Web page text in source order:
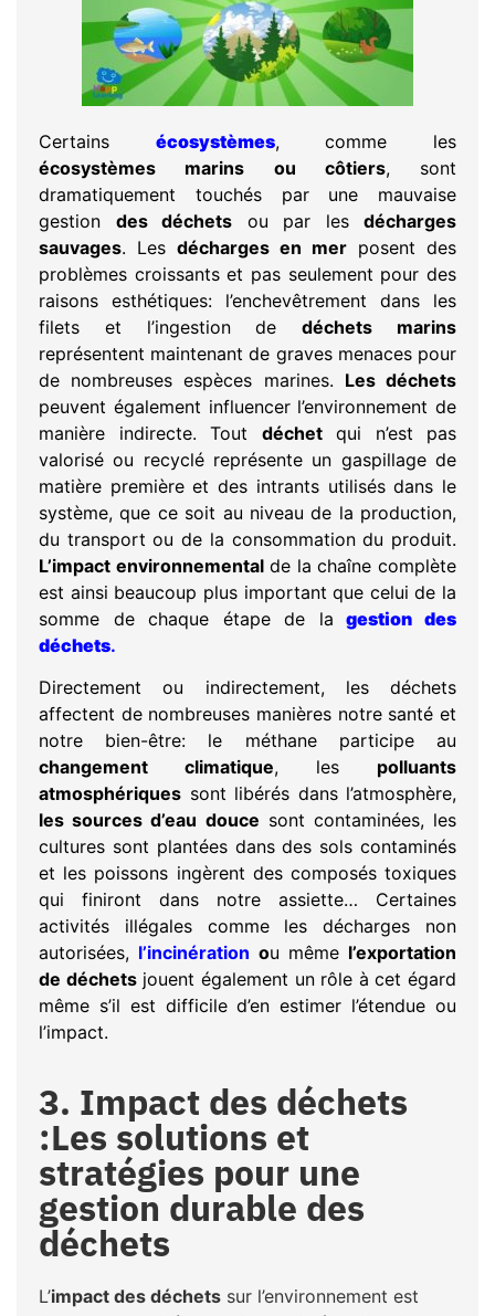
Certains écosystèmes, comme les
écosystèmes marins ou côtiers, sont
dramatiquement touchés par une mauvaise
gestion des déchets ou par les décharges
sauvages. Les décharges en mer posent des
problèmes croissants et pas seulement pour des
raisons esthétiques: l’enchevêtrement dans les
filets et l’ingestion dedéchets marins
représentent maintenant de graves menaces pour
de nombreuses espèces marines. Les déchets
peuvent également influencer l’environnement de
manière indirecte. Tout déchetqui n’est pas
valorisé ou recyclé représente un gaspillage de
matière première et des intrants utilisés dans le
système, que ce soit au niveau de la production,
du transport ou de la consommation du produit.
L’impact environnementalde la chaîne complète
est ainsi beaucoup plus important que celui de la
somme de chaque étape de la
gestion des
déchets.
Directement ou indirectement, les déchets
affectent de nombreuses manières notre santé et
notre bien-être: le méthane participe au
changement climatique, les polluants
atmosphériques sont libérés dans l’atmosphère,
les sources d’eau douce sont contaminées, les
cultures sont plantées dans des sols contaminés
et les poissons ingèrent des composés toxiques
qui finiront dans notre assiette… Certaines
activités illégales comme les décharges non
autorisées, l’incinération ou même l’exportation
de déchetsjouent également un rôle à cet égard
même s’il est difficile d’en estimer l’étendue ou
l’impact.
3. Impact des déchets
:Les solutions et
stratégies pour une
gestion durable des
déchets
L’impact des déchets sur l’environnement est